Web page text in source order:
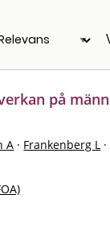
på
A · Frankenberg L ·